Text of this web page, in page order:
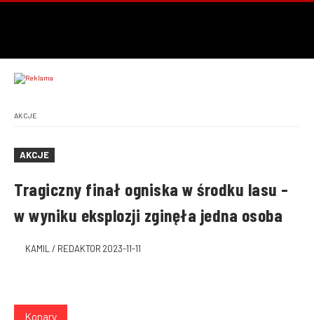
AKCJE
AKCJE
Tragiczny finał ogniska w środku lasu –
w wyniku eksplozji zginęła jedna osoba
KAMIL / REDAKTOR 2023-11-11
Konary